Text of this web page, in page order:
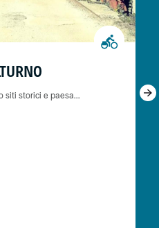
siti storici e paesa...